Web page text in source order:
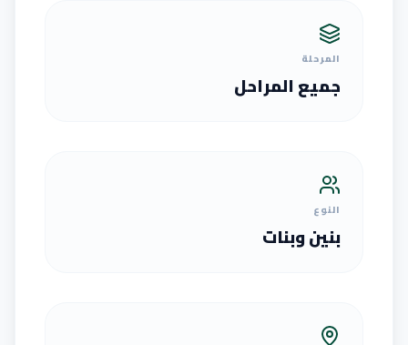
المرحلة
جميع المراحل
النوع
بنين وبنات